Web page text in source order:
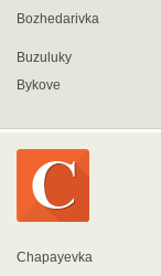
Bozhedarivka
Buzuluky
Bykove
Chapayevka